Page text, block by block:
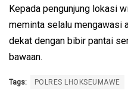
Kepada pengunjung lokasi
meminta selalu mengawasi
dekat dengan bibir pantai
bawaan.
Tags: POLRES LHOKSEUMAWE